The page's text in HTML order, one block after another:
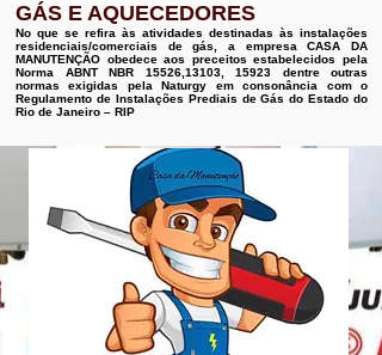
GÁS E AQUECEDORES
No que se refira às atividades destinadas às instalações
residenciais/comerciais de gás, a empresa CASA DA
MANUTENÇÃO obedece aos preceitos estabelecidos pela
Norma ABNT NBR 15526,13103, 15923 dentre outras
normas exigidas pela Naturgy em consonância com o
Regulamento de Instalações Prediais de Gás do Estado do
Rio de Janeiro – RIP